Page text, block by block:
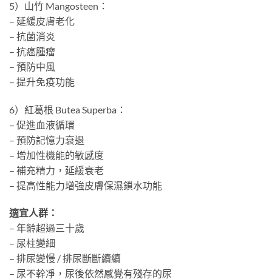
5）山竹 Mangosteen：
– 延緩皮膚老化
– 抗菌消炎
– 抗癌腫瘤
– 預防中風
– 提升免疫功能
6）紅葛根 Butea Superba：
– 促進血液循環
– 預防記憶力衰退
– 增加性機能的敏感度
– 補充精力，延緩衰老
– 提高性能力增強皮膚保濕鎖水功能
適宜人群：
– 年齡超過三十歲
– 尿柱變細
– 排尿變慢 / 排尿斷斷續續
– 尿不幹凈，尿後依然感覺有殘存的尿